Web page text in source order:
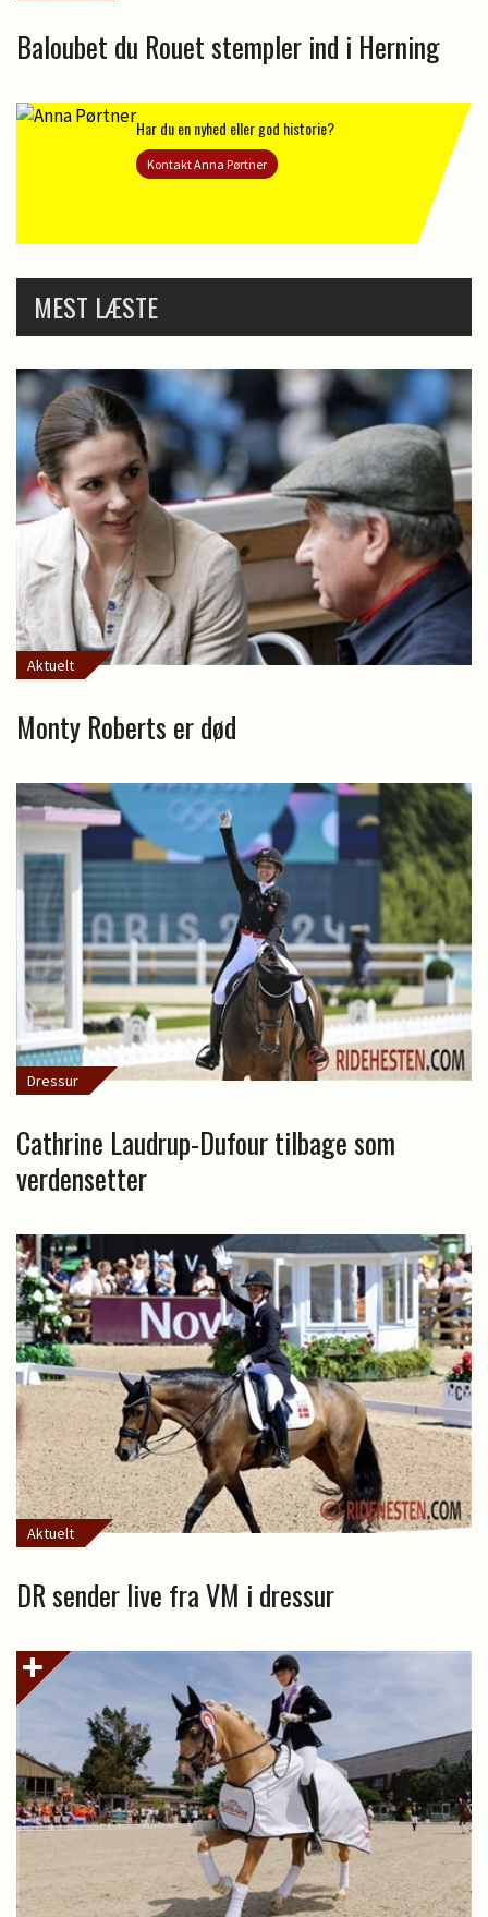
Baloubet du Rouet stempler ind i Herning
Har du en nyhed eller god historie?
Kontakt Anna Pørtner
MEST LÆSTE
Aktuelt
Monty Roberts er død
Dressur
Cathrine Laudrup-Dufour tilbage som
verdensetter
Aktuelt
DR sender live fra VM i dressur